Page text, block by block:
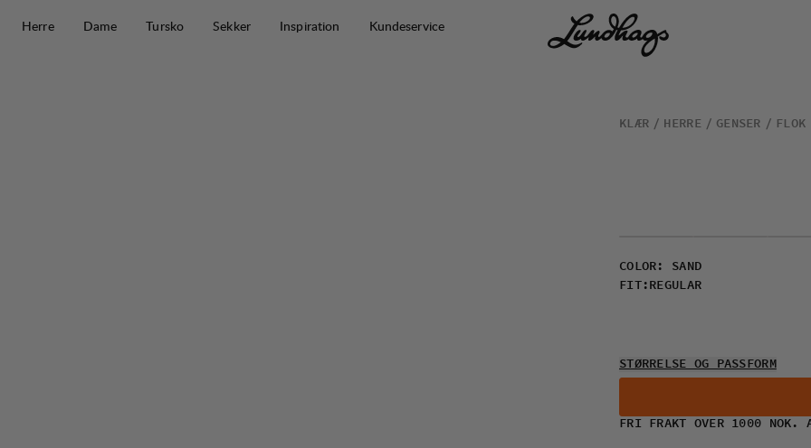
Herre
Dame Tursko Sekker Inspiration Kundeservice
KLÆR HERRE GENSER
COLOR : SAND
FIT: REGULAR
STØRRELSE OG PASSFORM
FRI FRAKT OVER 1000 NOK.